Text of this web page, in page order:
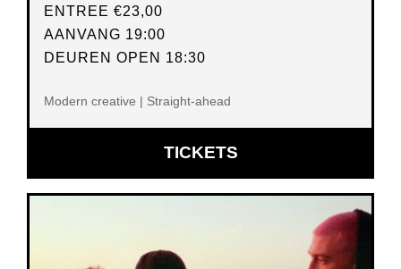
ENTREE €23,00
AANVANG 19:00
DEUREN OPEN 18:30
Modern creative | Straight-ahead
TICKETSOPENT
IN
VENSTER